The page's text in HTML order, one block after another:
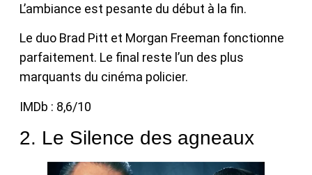
L’ambiance est pesante du début à la fin.
Le duo Brad Pitt et Morgan Freeman fonctionne
parfaitement. Le final reste l’un des plus
marquants du cinéma policier.
IMDb : 8,6/10
2. Le Silence des agneaux